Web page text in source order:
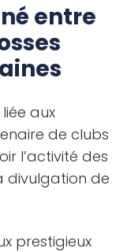
entre
aux
de clubs
l’activité des
divulgation de
prestigieux